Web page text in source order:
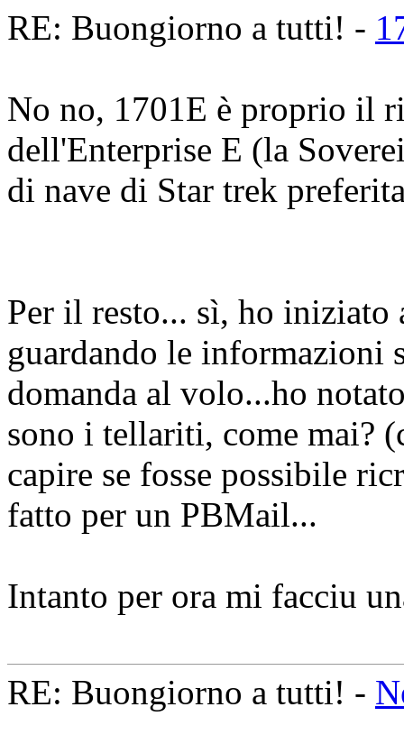
RE: Buongiorno a tutti! -
No no, 1701E è proprio il
dell'Enterprise E (la
di nave di Star trek
Per il resto... sì, ho iniziato
guardando le informazioni
domanda al volo...ho
sono i tellariti, come mai?
capire se fosse possibile
fatto per un PBMail...
Intanto per ora mi facciu
RE: Buongiorno a tutti! -